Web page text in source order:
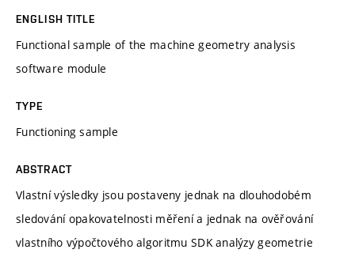
ENGLISH TITLE
Functional sample of the machine geometry analysis
software module
TYPE
Functioning sample
ABSTRACT
Vlastní výsledky jsou postaveny jednak na dlouhodobém
sledování opakovatelnosti měření a jednak na ověřování
vlastního výpočtového algoritmu SDK analýzy geometrie